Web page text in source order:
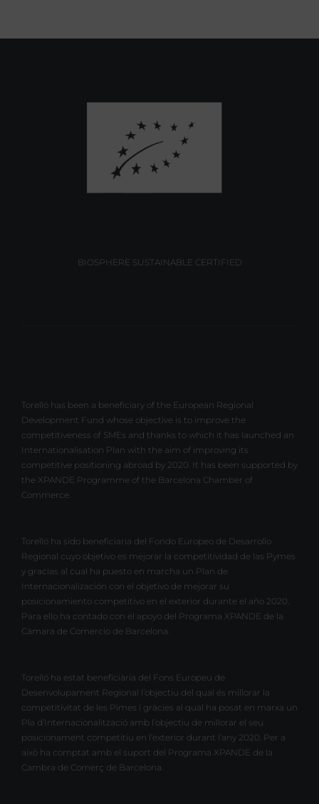
BIOSPHERE SUSTAINABLE CERTIFIED
Torelló has been a beneficiary of the European Regional
Development Fund whose objective is to improve the
competitiveness of SMEs and thanks to which it has launched an
Internationalisation Plan with the aim of improving its
competitive positioning abroad by 2020. It has been supported by
the XPANDE Programme of the Barcelona Chamber of
Commerce.
Torelló ha sido beneficiaria del Fondo Europeo de Desarrollo
Regional cuyo objetivo es mejorar la competitividad de las Pymes
y gracias al cual ha puesto en marcha un Plan de
Internacionalización con el objetivo de mejorar su
posicionamiento competitivo en el exterior durante el año 2020.
Para ello ha contado con el apoyo del Programa XPANDE de la
Cámara de Comercio de Barcelona.
Torelló ha estat beneficiària del Fons Europeu de
Desenvolupament Regional l’objectiu del qual és millorar la
competitivitat de les Pimes i gràcies al qual ha posat en marxa un
Pla d’Internacionalització amb l’objectiu de millorar el seu
posicionament competitiu en l’exterior durant l’any 2020. Per a
això ha comptat amb el suport del Programa XPANDE de la
Cambra de Comerç de Barcelona.